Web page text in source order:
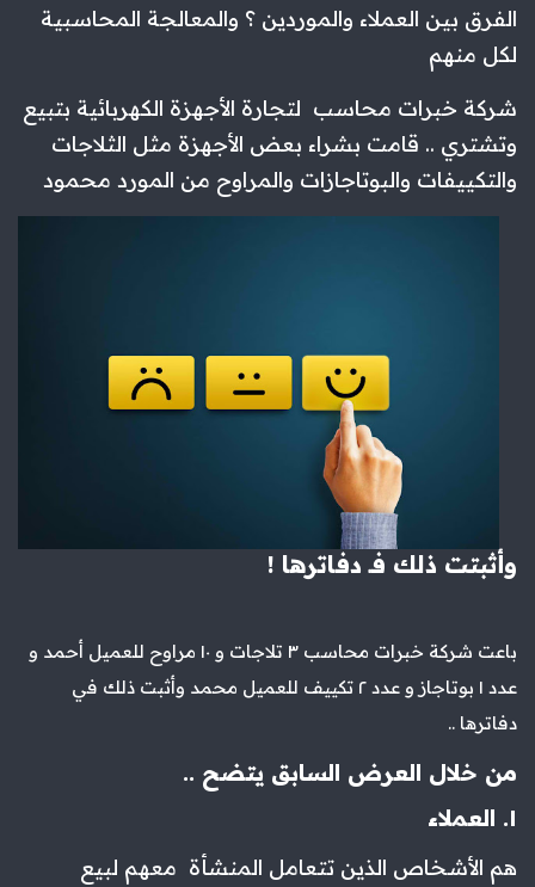
الفرق بين العملاء والموردين ؟ والمعالجة المحاسبية
لكل منهم
شركة خبرات محاسب لتجارة الأجهزة الكهربائية بتبيع
وتشتري .. قامت بشراء بعض الأجهزة مثل الثلاجات
والتكييفات والبوتاجازات والمراوح من المورد محمود
وأثبتت ذلك فـ دفاترها !
باعت شركة خبرات محاسب ٣ تلاجات و ١٠ مراوح للعميل أحمد و
عدد ١ بوتاجاز و عدد ٢ تكييف للعميل محمد وأثبت ذلك في
دفاترها ..
من خلال العرض السابق يتضح ..
١. العملاء
هم الأشخاص الذين تتعامل المنشأة معهم لبيع